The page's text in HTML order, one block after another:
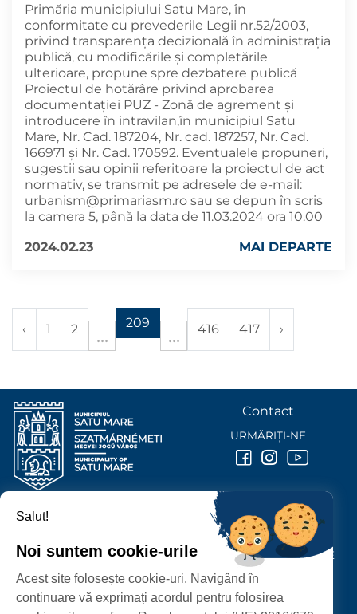
Primăria municipiului Satu Mare, în
conformitate cu prevederile Legii nr.52/2003,
privind transparența decizională în administrația
publică, cu modificările și completările
ulterioare, propune spre dezbatere publică
Proiectul de hotărâre privind aprobarea
documentației PUZ - Zonă de agrement și
introducere în intravilan,în municipiul Satu
Mare, Nr. Cad. 187204, Nr. cad. 187257, Nr. Cad.
166971 și Nr. Cad. 170592. Eventualele propuneri,
sugestii sau opinii referitoare la proiectul de act
normativ, se transmit pe adresele de e-mail:
urbanism@primariasm.ro sau se depun în scris
la camera 5, până la data de 11.03.2024 ora 10.00
2024.02.23
MAI DEPARTE
‹ 1 2 209 416 417 ›
PROTECȚIA DATELOR PERSONALE
PRIMĂRIA MUNICIPIULUI
P-ȚA 25 OCTOMBRIE, NR. 1 CORP M, 440026 SATU MARE
Contact
URMĂRIȚI-NE
Salut!
Noi suntem cookie-urile
Acest site folosește cookie-uri. Navigând în
continuare vă exprimați acordul pentru folosirea